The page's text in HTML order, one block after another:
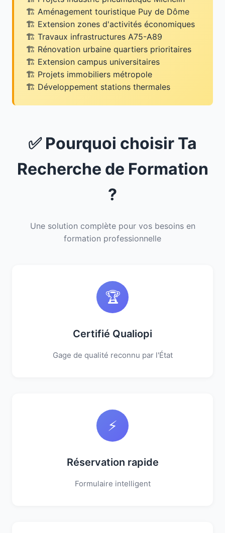
Aménagement touristique Puy de Dôme
Extension zones d'activités économiques
Travaux infrastructures A75-A89
Rénovation urbaine quartiers prioritaires
Extension campus universitaires
Projets immobiliers métropole
Développement stations thermales
✅ Pourquoi choisir Ta
Recherche de Formation
?
Une solution complète pour vos besoins en
formation professionnelle
🏆
Certifié Qualiopi
Gage de qualité reconnu par l'État
⚡
Réservation rapide
Formulaire intelligent